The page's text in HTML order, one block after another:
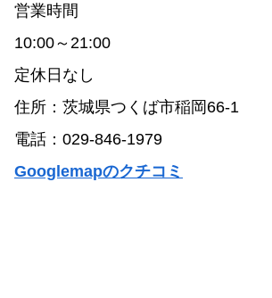
営業時間
10:00～21:00
定休日なし
住所：茨城県つくば市稲岡66-1
電話：029-846-1979
Googlemapのクチコミ